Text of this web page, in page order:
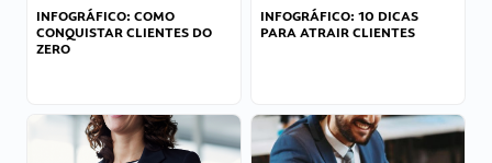
INFOGRÁFICO: COMO
CONQUISTAR CLIENTES DO
ZERO
INFOGRÁFICO: 10 DICAS
PARA ATRAIR CLIENTES